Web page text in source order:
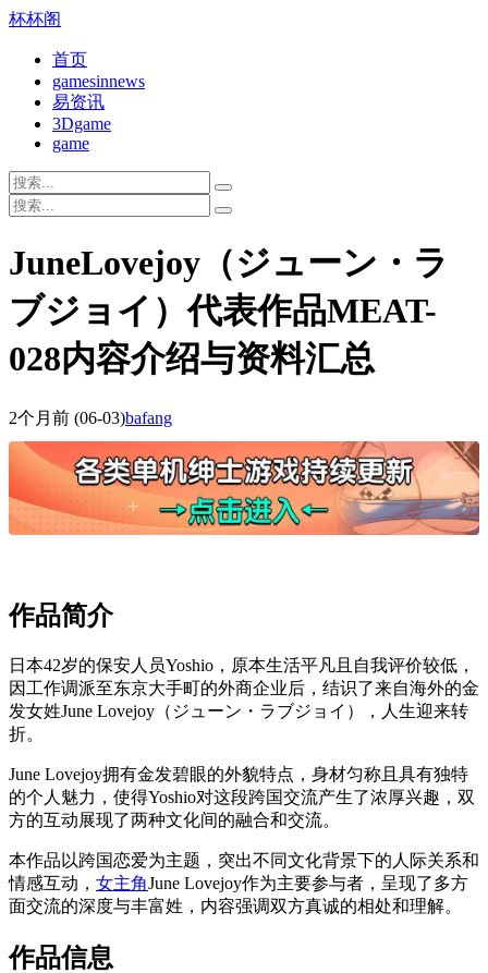
杯杯阁
首页
gamesinnews
易资讯
3Dgame
game
JuneLovejoy（ジューン・ラ
ブジョイ）代表作品MEAT-
028内容介绍与资料汇总
2个月前 (06-03)bafang
作品简介
日本42岁的保安人员Yoshio，原本生活平凡且自我评价较低，
因工作调派至东京大手町的外商企业后，结识了来自海外的金
发女姓June Lovejoy（ジューン・ラブジョイ），人生迎来转
折。
June Lovejoy拥有金发碧眼的外貌特点，身材匀称且具有独特
的个人魅力，使得Yoshio对这段跨国交流产生了浓厚兴趣，双
方的互动展现了两种文化间的融合和交流。
本作品以跨国恋爱为主题，突出不同文化背景下的人际关系和
情感互动， 女主角June Lovejoy作为主要参与者，呈现了多方
面交流的深度与丰富姓，内容强调双方真诚的相处和理解。
作品信息